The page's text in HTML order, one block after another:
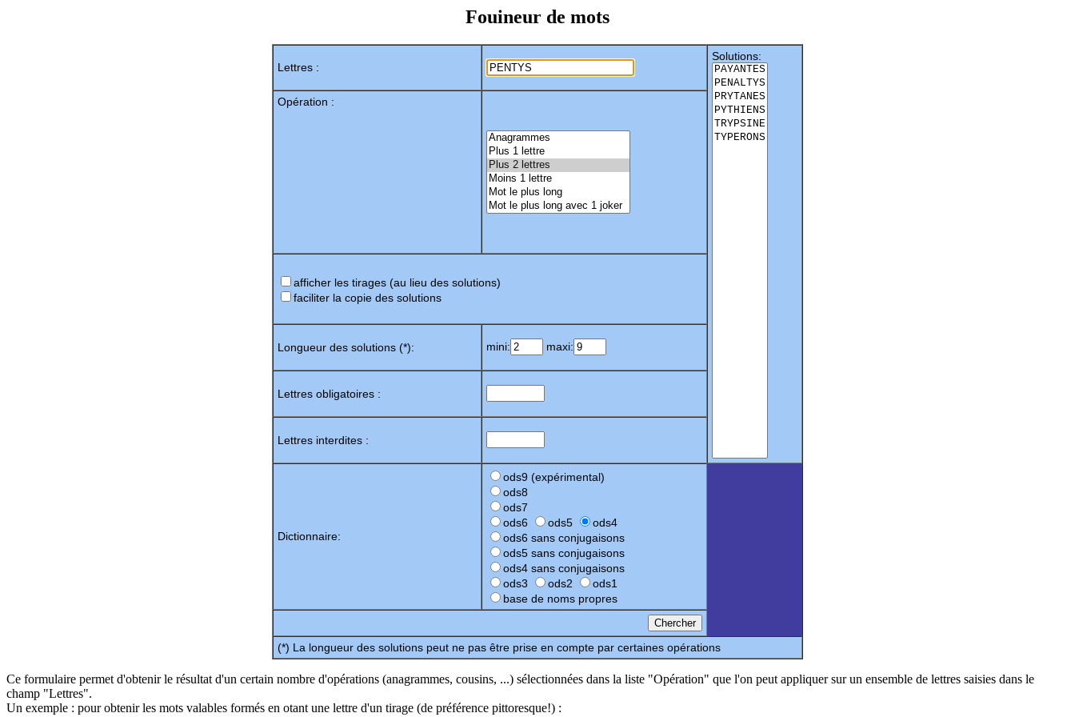
Fouineur de mots
Lettres :
Solutions:
Opération :
afficher les tirages (au lieu des solutions)
faciliter la copie des solutions
Longueur des solutions (*): mini: maxi:
Lettres obligatoires :
Lettres interdites :
Dictionnaire:
ods9 (expérimental)
ods8
ods7
ods6
ods5
ods4
ods6 sans conjugaisons
ods5 sans conjugaisons
ods4 sans conjugaisons
ods3
ods2
ods1
base de noms propres
(*) La longueur des solutions peut ne pas être prise en compte par certaines opérations
Ce formulaire permet d'obtenir le résultat d'un certain nombre d'opérations (anagrammes, cousins, ...) sélectionnées dans la liste "Opération" que l'on peut appliquer sur un ensemble de lettres saisies dans le
champ "Lettres".
Un exemple : pour obtenir les mots valables formés en otant une lettre d'un tirage (de préférence pittoresque!) :